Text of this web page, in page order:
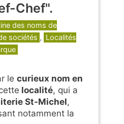
Chef".
des noms de
sociétés , Localités
le curieux nom en
localité, qui a
St-Michel,
notamment la